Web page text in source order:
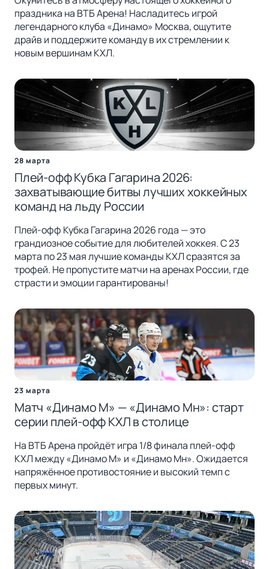
праздника на ВТБ Арена! Насладитесь игрой
легендарного клуба «Динамо» Москва, ощутите
драйв и поддержите команду в их стремлении к
новым вершинам КХЛ.
28 марта
Плей-офф Кубка Гагарина 2026:
захватывающие битвы лучших хоккейных
команд на льду России
Плей-офф Кубка Гагарина 2026 года — это
грандиозное событие для любителей хоккея. С 23
марта по 23 мая лучшие команды КХЛ сразятся за
трофей. Не пропустите матчи на аренах России, где
страсти и эмоции гарантированы!
23 марта
Матч «Динамо М» — «Динамо Мн»: старт
серии плей-офф КХЛ в столице
На ВТБ Арена пройдёт игра 1/8 финала плей-офф
КХЛ между «Динамо М» и «Динамо Мн». Ожидается
напряжённое противостояние и высокий темп с
первых минут.